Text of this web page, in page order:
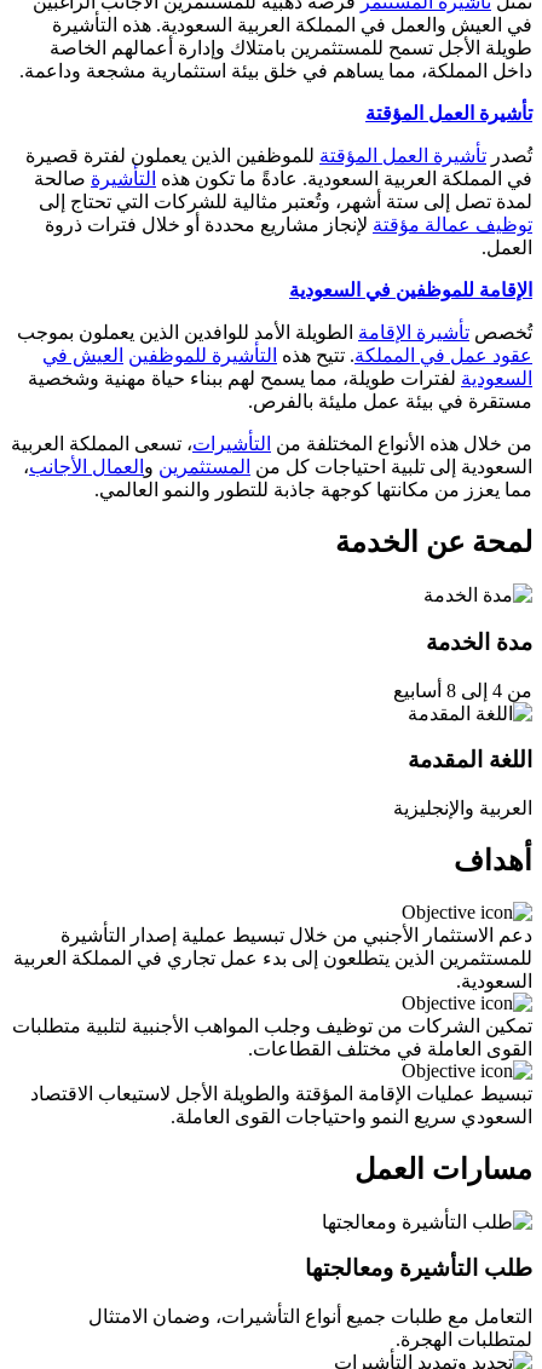
في العيش والعمل في المملكة العربية السعودية. هذه التأشيرة
طويلة الأجل تسمح للمستثمرين بامتلاك وإدارة أعمالهم الخاصة
داخل المملكة، مما يساهم في خلق بيئة استثمارية مشجعة وداعمة.
تأشيرة العمل المؤقتة
تُصدر تأشيرة العمل المؤقتة للموظفين الذين يعملون لفترة قصيرة
في المملكة العربية السعودية. عادةً ما تكون هذه التأشيرة صالحة
لمدة تصل إلى ستة أشهر، وتُعتبر مثالية للشركات التي تحتاج إلى
توظيف عمالة مؤقتة لإنجاز مشاريع محددة أو خلال فترات ذروة
العمل.
الإقامة للموظفين في السعودية
تُخصص تأشيرة الإقامة الطويلة الأمد للوافدين الذين يعملون بموجب
عقود عمل في المملكة. تتيح هذه التأشيرة للموظفين العيش في
السعودية لفترات طويلة، مما يسمح لهم ببناء حياة مهنية وشخصية
مستقرة في بيئة عمل مليئة بالفرص.
من خلال هذه الأنواع المختلفة من التأشيرات، تسعى المملكة العربية
السعودية إلى تلبية احتياجات كل من المستثمرين و العمال الأجانب،
مما يعزز من مكانتها كوجهة جاذبة للتطور والنمو العالمي.
لمحة عن الخدمة
مدة الخدمة
من 4 إلى 8 أسابيع
اللغة المقدمة
العربية والإنجليزية
أهداف
دعم الاستثمار الأجنبي من خلال تبسيط عملية إصدار التأشيرة
للمستثمرين الذين يتطلعون إلى بدء عمل تجاري في المملكة العربية
السعودية.
تمكين الشركات من توظيف وجلب المواهب الأجنبية لتلبية متطلبات
القوى العاملة في مختلف القطاعات.
تبسيط عمليات الإقامة المؤقتة والطويلة الأجل لاستيعاب الاقتصاد
السعودي سريع النمو واحتياجات القوى العاملة.
مسارات العمل
طلب التأشيرة ومعالجتها
التعامل مع طلبات جميع أنواع التأشيرات، وضمان الامتثال
لمتطلبات الهجرة.